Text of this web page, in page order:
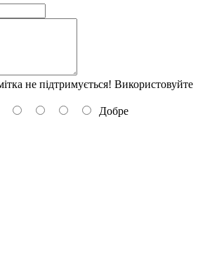
не підтримується! Використовуйте
Добре